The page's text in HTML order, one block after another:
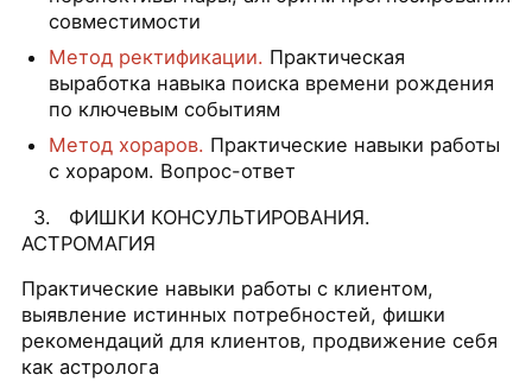
совместимости
Метод ректификации. Практическая
выработка навыка поиска времени рождения
по ключевым событиям
Метод хораров. Практические навыки работы
с хораром. Вопрос-ответ
3. ФИШКИ КОНСУЛЬТИРОВАНИЯ.
АСТРОМАГИЯ
Практические навыки работы с клиентом,
выявление истинных потребностей, фишки
рекомендаций для клиентов, продвижение себя
как астролога